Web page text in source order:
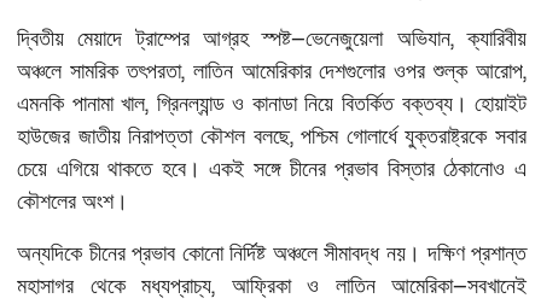
দ্বিতীয় মেয়াদে ট্রাম্পের আগ্রহ স্পষ্ট—ভেনেজুয়েলা অভিযান,ক্যারিবীয়
অঞ্চলে সামরিক তৎপরতা, লাতিন আমেরিকার দেশগুলোর ওপর শুল্ক আরোপ,
এমনকি পানামা খাল, গ্রিনল্যান্ড ও কানাডা নিয়ে বিতর্কিত বক্তব্য। হোয়াইট
হাউজের জাতীয় নিরাপত্তা কৌশল বলছে,পশ্চিম গোলার্ধে যুক্তরাষ্ট্রকে সবার
চেয়ে এগিয়ে থাকতে হবে। একই সঙ্গে চীনের প্রভাব বিস্তার ঠেকানোও এ
কৌশলের অংশ।
অন্যদিকে চীনের প্রভাব কোনো নির্দিষ্ট অঞ্চলে সীমাবদ্ধ নয়। দক্ষিণ প্রশান্ত
মহাসাগর
থেকে মধ্যপ্রাচ্য, আফ্রিকা ও লাতিন আমেরিকা—সবখানেই